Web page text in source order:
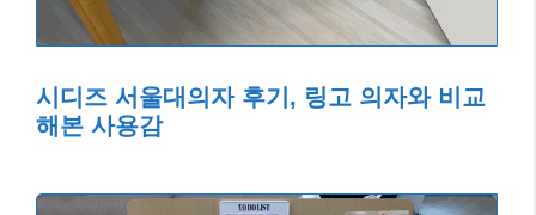
시디즈 서울대의자 후기, 링고 의자와 비교
해본 사용감